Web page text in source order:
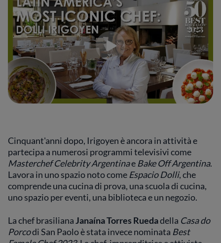
Cinquant'anni dopo, Irigoyen è ancora in attività e
partecipa a numerosi programmi televisivi come
Masterchef Celebrity Argentinae Bake Off Argentina.
Lavora in uno spazio noto come Espacio Dolli, che
comprende una cucina di prova, una scuola di cucina,
uno spazio per eventi, una biblioteca e un negozio.
La chef brasilianaJanaína Torres Ruedadella Casa do
Porcodi San Paolo è stata invece nominata Best